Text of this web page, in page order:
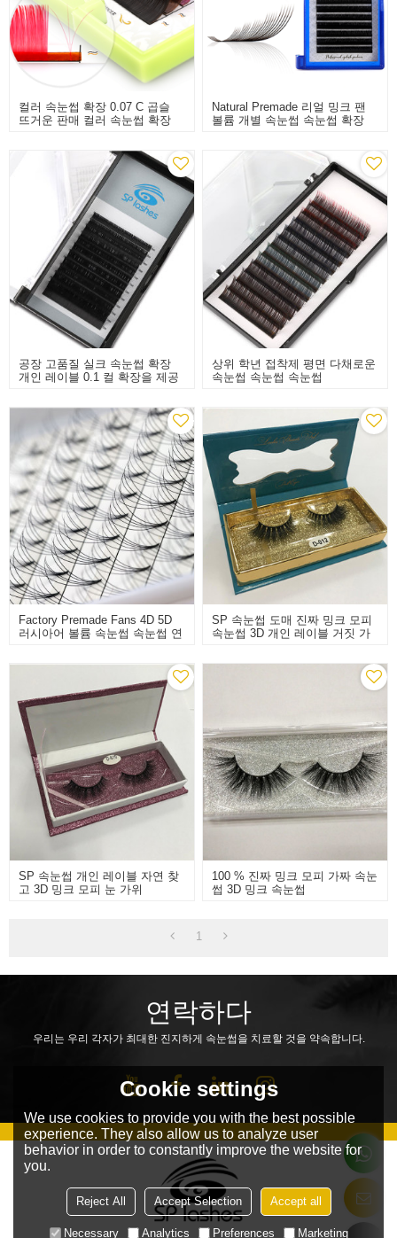
컬러 속눈썹 확장 0.07 C 곱슬
뜨거운 판매 컬러 속눈썹 확장
Natural Premade 리얼 밍크 팬
볼륨 개별 속눈썹 속눈썹 확장
공장 고품질 실크 속눈썹 확장
개인 레이블 0.1 컬 확장을 제공
상위 학년 접착제 평면 다채로운
속눈썹 속눈썹 속눈썹
Factory Premade Fans 4D 5D
러시아어 볼륨 속눈썹 속눈썹 연
SP 속눈썹 도매 진짜 밍크 모피
속눈썹 3D 개인 레이블 거짓 가
SP 속눈썹 개인 레이블 자연 찾
고 3D 밍크 모피 눈 가위
100 % 진짜 밍크 모피 가짜 속눈
썹 3D 밍크 속눈썹
1
연락하다
우리는 우리 각자가 최대한 진지하게 속눈썹을 치료할 것을 약속합니다.
Cookie settings
We use cookies to provide you with the best possible
experience. They also allow us to analyze user
behavior in order to constantly improve the website for
you.
Reject All Accept Selection Accept all
Necessary Analytics Preferences Marketing